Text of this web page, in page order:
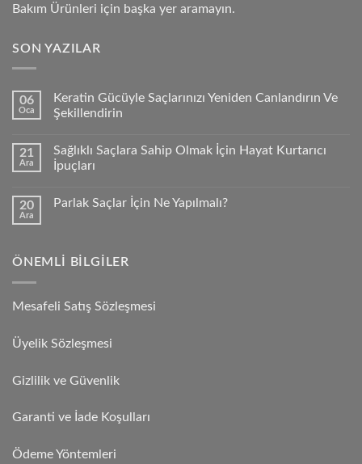
Bakım Ürünleri için başka yer aramayın.
SON YAZILAR
06
Oca
Keratin Gücüyle Saçlarınızı Yeniden Canlandırın Ve
Şekillendirin
21
Ara
Sağlıklı Saçlara Sahip Olmak İçin Hayat Kurtarıcı
İpuçları
20
Ara
Parlak Saçlar İçin Ne Yapılmalı?
ÖNEMLI BILGILER
Mesafeli Satış Sözleşmesi
Üyelik Sözleşmesi
Gizlilik ve Güvenlik
Garanti ve İade Koşulları
Ödeme Yöntemleri